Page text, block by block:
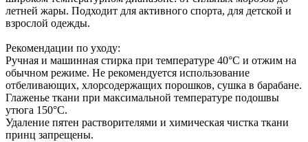
летней жары. Подходит для активного спорта, для детской и
взрослой одежды.
Рекомендации по уходу:
Ручная и машинная стирка при температуре 40°С и отжим на
обычном режиме. Не рекомендуется использование
отбеливающих, хлорсодержащих порошков, сушка в барабане.
Глаженье ткани при максимальной температуре подошвы
утюга 150°С.
Удаление пятен растворителями и химическая чистка ткани
принц запрещены.